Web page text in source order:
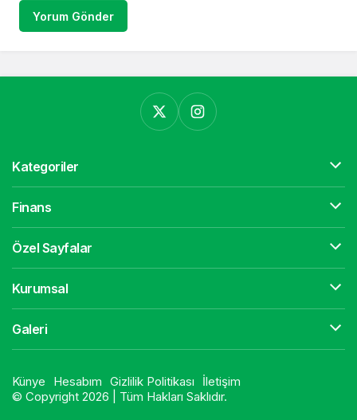
Yorum Gönder
Kategoriler
Finans
Özel Sayfalar
Kurumsal
Galeri
Künye Hesabım Gizlilik Politikası
İletişim
© Copyright 2026 | Tüm Hakları Saklıdır.